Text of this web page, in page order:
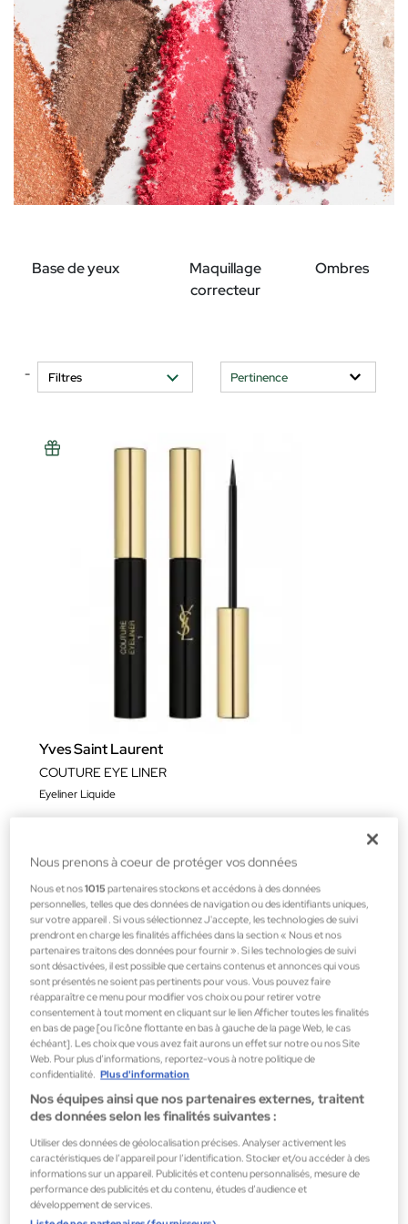
Base de yeux
Maquillage
correcteur
Ombres
- Filtres
Yves Saint Laurent
COUTURE EYE LINER
Eyeliner Liquide
Essence
Nous prenons à coeur de protéger vos données
Nous et nos1015 partenaires stockons et accédons à des données
personnelles, telles que des données de navigation ou des identifiants uniques,
sur votre appareil . Si vous sélectionnez J'accepte, les technologies de suivi
prendront en charge les finalités affichées dans la section « Nous et nos
partenaires traitons des données pour fournir ». Si les technologies de suivi
sont désactivées, il est possible que certains contenus et annonces qui vous
sont présentés ne soient pas pertinents pour vous. Vous pouvez faire
réapparaître ce menu pour modifier vos choix ou pour retirer votre
consentement à tout moment en cliquant sur le lien Afficher toutes les finalités
en bas de page [ou l'icône flottante en bas à gauche de la page Web, le cas
échéant]. Les choix que vous avez fait aurons un effet sur notre ou nos Site
Web. Pour plus d’informations, reportez-vous à notre politique de
confidentialité. Plus d'information
Nos équipes ainsi que nos partenaires externes, traitent
des données selon les finalités suivantes :
Utiliser des données de géolocalisation précises. Analyser activement les
caractéristiques de l’appareil pour l’identification. Stocker et/ou accéder à des
informations sur un appareil. Publicités et contenu personnalisés, mesure de
performance des publicités et du contenu, études d’audience et
développement de services.